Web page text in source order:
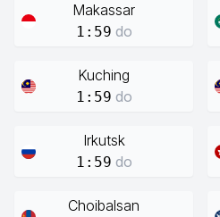
Makassar
1:59 do
Kuching
1:59 do
Irkutsk
1:59 do
Choibalsan